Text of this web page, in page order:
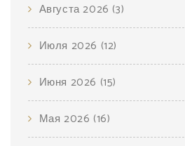
Августа 2026 (3)
Июля 2026 (12)
Июня 2026 (15)
Мая 2026 (16)